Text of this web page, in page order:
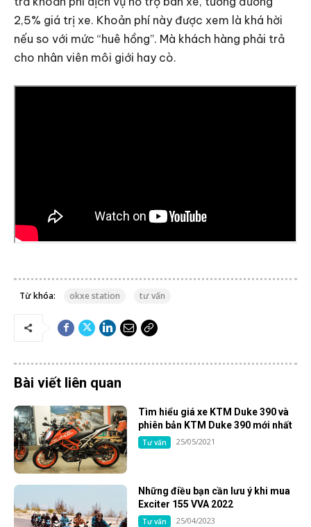
2,5% giá trị xe. Khoản phí này được xem là khá hời
nếu so với mức “huê hồng”. Mà khách hàng phải trả
cho nhân viên môi giới hay cò.
Từ khóa: okxe station tư vấn
Bài viết liên quan
Tìm hiểu giá xe KTM Duke 390 và
phiên bản KTM Duke 390 mới nhất
Tư vấn 25/05/2021
Những điều bạn cần lưu ý khi mua
Exciter 155 VVA 2022
Tư vấn 25/04/2023